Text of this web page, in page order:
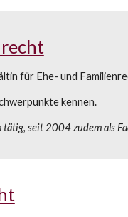
für Ehe- und
kennen.
tätig, seit 2004 zudem als